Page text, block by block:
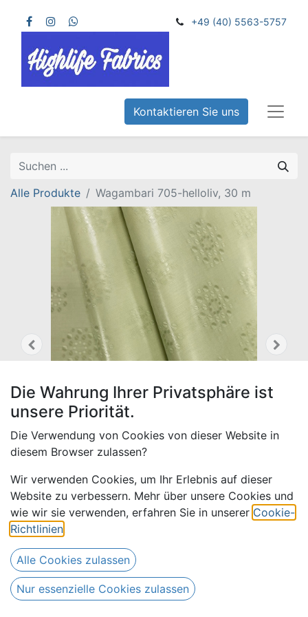
+49 (40) 5563-5757
Kontaktieren Sie uns
Alle Produkte Wagambari 705-helloliv, 30 m
Wagambari 705-helloliv, 30 m
390,00€ Alle Preise inkl. MwSt.
Versandkosten
Die Wahrung Ihrer Privatsphäre ist
unsere Priorität.
Die Verwendung von Cookies von dieser Website in
diesem Browser zulassen?
Wir verwenden Cookies, um Ihr Erlebnis auf dieser
Website zu verbessern. Mehr über unsere Cookies und
wie wir sie verwenden, erfahren Sie in unserer Cookie-
Richtlinien
Alle Cookies zulassen
Nur essenzielle Cookies zulassen